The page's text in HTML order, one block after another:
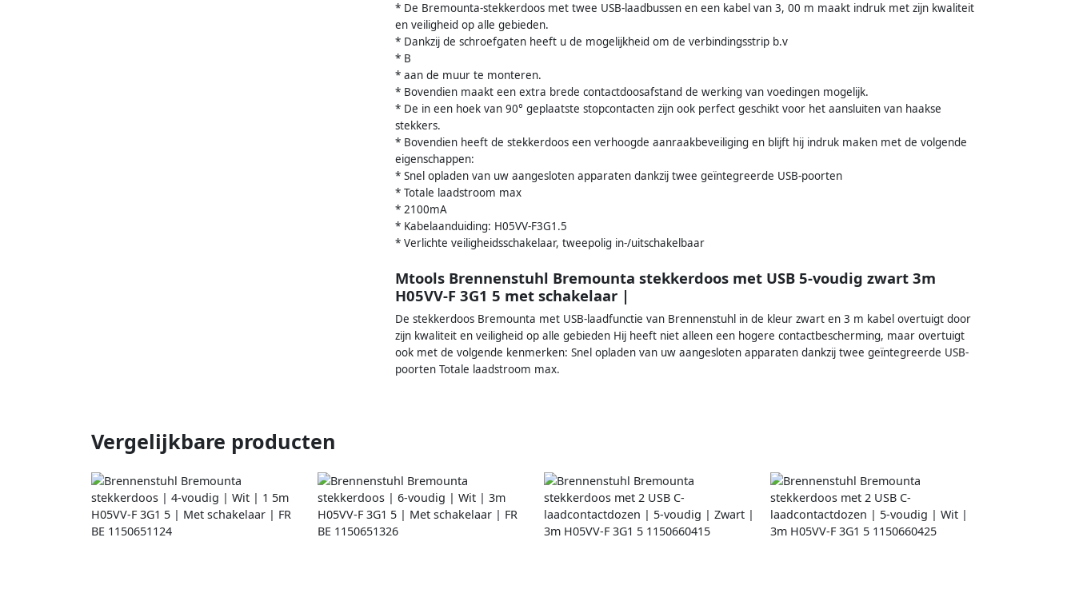
* De Bremounta-stekkerdoos met twee USB-laadbussen en een kabel van 3, 00 m maakt indruk met zijn kwaliteit
en veiligheid op alle gebieden.
* Dankzij de schroefgaten heeft u de mogelijkheid om de verbindingsstrip b.v
* B
* aan de muur te monteren.
* Bovendien maakt een extra brede contactdoosafstand de werking van voedingen mogelijk.
* De in een hoek van 90° geplaatste stopcontacten zijn ook perfect geschikt voor het aansluiten van haakse
stekkers.
* Bovendien heeft de stekkerdoos een verhoogde aanraakbeveiliging en blijft hij indruk maken met de volgende
eigenschappen:
* Snel opladen van uw aangesloten apparaten dankzij twee geïntegreerde USB-poorten
* Totale laadstroom max
* 2100mA
* Kabelaanduiding: H05VV-F3G1.5
* Verlichte veiligheidsschakelaar, tweepolig in-/uitschakelbaar
Mtools Brennenstuhl Bremounta stekkerdoos met USB 5-voudig zwart 3m
H05VV-F 3G1 5 met schakelaar |
De stekkerdoos Bremounta met USB-laadfunctie van Brennenstuhl in de kleur zwart en 3 m kabel overtuigt door
zijn kwaliteit en veiligheid op alle gebieden Hij heeft niet alleen een hogere contactbescherming, maar overtuigt
ook met de volgende kenmerken: Snel opladen van uw aangesloten apparaten dankzij twee geïntegreerde USB-
poorten Totale laadstroom max.
Vergelijkbare producten